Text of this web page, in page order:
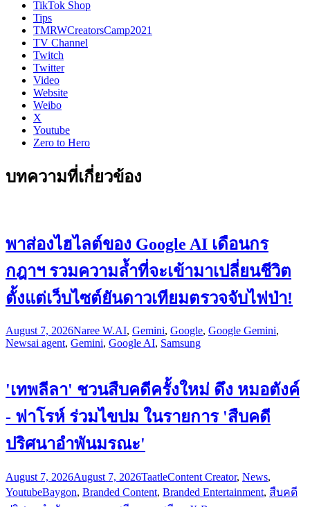
TikTok Shop
Tips
TMRWCreatorsCamp2021
TV Channel
Twitch
Twitter
Video
Website
Weibo
X
Youtube
Zero to Hero
บทความที่เกี่ยวข้อง
พาส่องไฮไลต์ของ Google AI เดือนกร
กฎาฯ รวมความล้ำที่จะเข้ามาเปลี่ยนชีวิต
ตั้งแต่เว็บไซต์ยันดาวเทียมตรวจจับไฟป่า!
August 7, 2026Naree W.AI, Gemini, Google, Google Gemini,
Newsai agent, Gemini, Google AI, Samsung
'เทพลีลา' ชวนสืบคดีครั้งใหม่ ดึง หมอตังค์
- ฟาโรห์ ร่วมไขปม ในรายการ 'สืบคดี
ปริศนาอำพันมรณะ'
August 7, 2026August 7, 2026TaatleContent Creator, News,
YoutubeBaygon, Branded Content, Branded Entertainment, สืบคดี